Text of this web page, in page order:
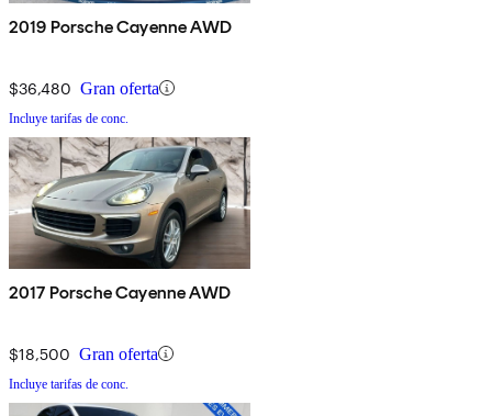
2019 Porsche Cayenne AWD
$36,480 Gran oferta
Incluye tarifas de conc.
2017 Porsche Cayenne AWD
$18,500 Gran oferta
Incluye tarifas de conc.